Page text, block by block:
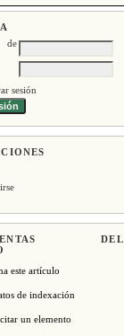
de
sesión
DEL
este artículo
de indexación
un elemento